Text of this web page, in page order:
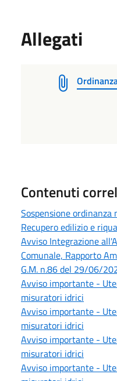
Allegati
Contenuti
Sospensione
Recupero edilizio e
Avviso Integrazione
Comunale, Rapporto
G.M. n.86 del 29/06/
Avviso importante -
misuratori idrici
Avviso importante -
misuratori idrici
Avviso importante -
misuratori idrici
Avviso importante -